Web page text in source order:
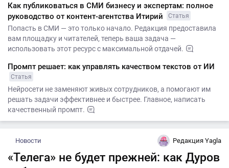
Как публиковаться в СМИ бизнесу и экспертам: полное
руководство от контент-агентства Итирий
Статья
Попасть в СМИ — это только начало. Редакция предоставила
вам площадку и читателей, теперь ваша задача —
использовать этот ресурс с максимальной отдачей.
Промпт решает: как управлять качеством текстов от ИИ
Статья
Нейросети не заменяют живых сотрудников, а помогают им
решать задачи эффективнее и быстрее. Главное, написать
качественный промпт.
Новости Редакция Yagla
«Телега» не будет прежней: как Дуров